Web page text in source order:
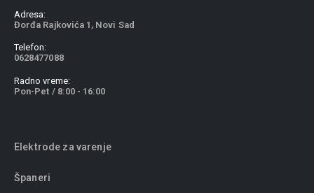
Adresa:
Đorđa Rajkovića 1, Novi Sad
Telefon:
0628477088
Radno vreme:
Pon-Pet / 8:00 - 16:00
Elektrode za varenje
Španeri